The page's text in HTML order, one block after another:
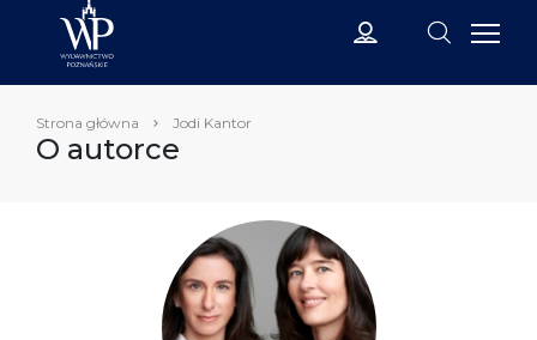
Strona główna Jodi Kantor
O autorce